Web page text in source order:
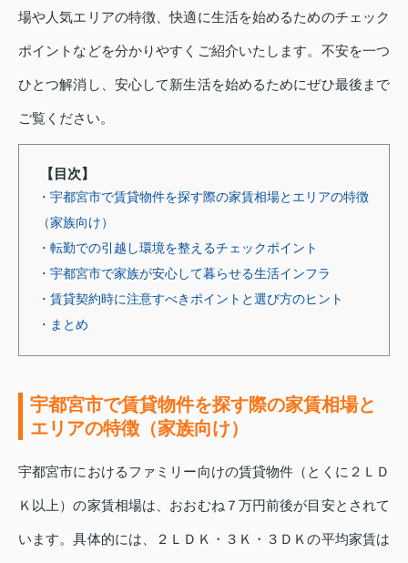
場や人気エリアの特徴、快適に生活を始めるためのチェック
ポイントなどを分かりやすくご紹介いたします。不安を一つ
ひとつ解消し、安心して新生活を始めるためにぜひ最後まで
ご覧ください。
【目次】
・宇都宮市で賃貸物件を探す際の家賃相場とエリアの特徴
（家族向け）
・転勤での引越し環境を整えるチェックポイント
・宇都宮市で家族が安心して暮らせる生活インフラ
・賃貸契約時に注意すべきポイントと選び方のヒント
・まとめ
宇都宮市で賃貸物件を探す際の家賃相場と
エリアの特徴（家族向け）
宇都宮市におけるファミリー向けの賃貸物件（とくに２ＬＤ
Ｋ以上）の家賃相場は、おおむね７万円前後が目安とされて
います。具体的には、２ＬＤＫ・３Ｋ・３ＤＫの平均家賃は